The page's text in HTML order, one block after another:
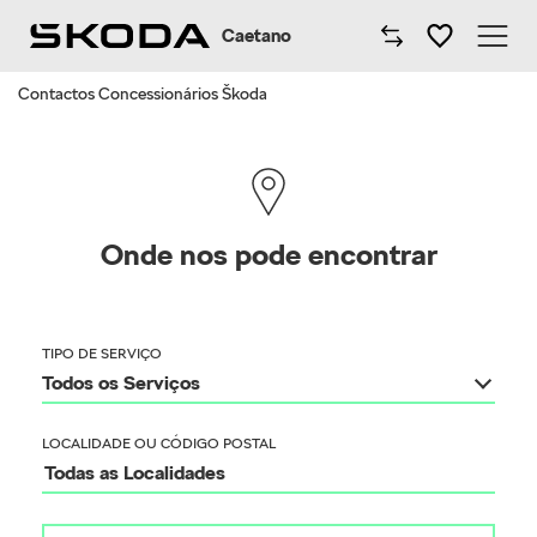
Caetano
Caetano
Modelos Škoda
Notícias
Contactos Concessionários Škoda
Onde nos pode encontrar
TIPO DE SERVIÇO
Todos os Serviços
LOCALIDADE OU CÓDIGO POSTAL